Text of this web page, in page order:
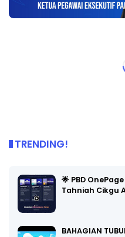
TRENDING!
🌟 PBD
Tahniah Cikgu
BAHAGIAN